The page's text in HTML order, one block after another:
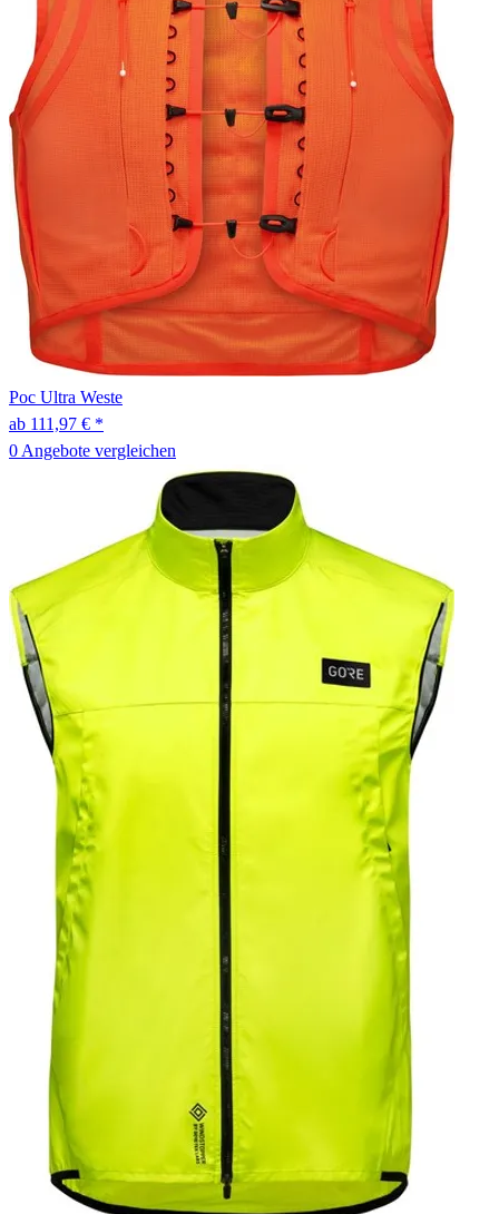
Poc Ultra Weste
ab 111,97 € *
0 Angebote vergleichen